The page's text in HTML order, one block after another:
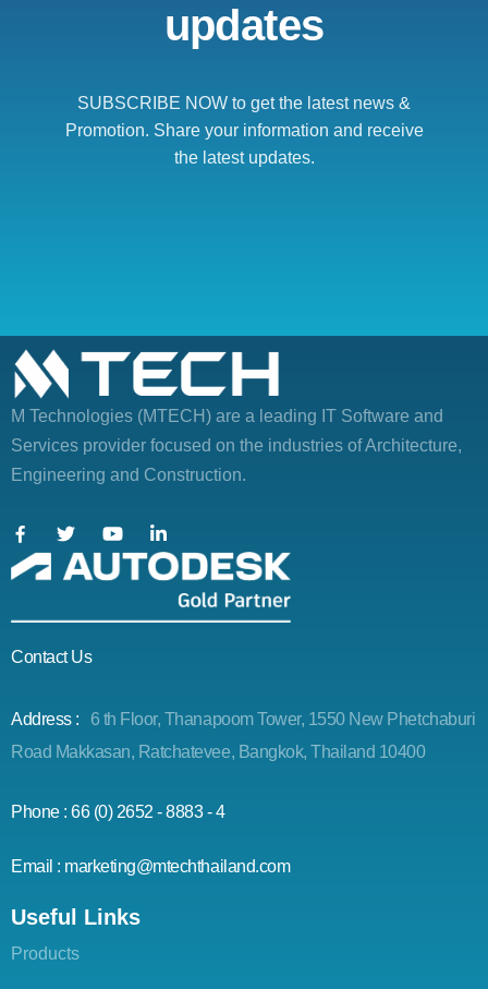
updates
SUBSCRIBE NOW to get the latest news &
Promotion. Share your information and receive
the latest updates.
M Technologies (MTECH) are a leading IT Software and
Services provider focused on the industries of Architecture,
Engineering and Construction.
Contact Us
Address :
6 th Floor, Thanapoom Tower, 1550 New Phetchaburi
Road Makkasan, Ratchatevee, Bangkok, Thailand 10400
Phone : 66 (0) 2652 - 8883 - 4
Email : marketing@mtechthailand.com
Useful Links
Products